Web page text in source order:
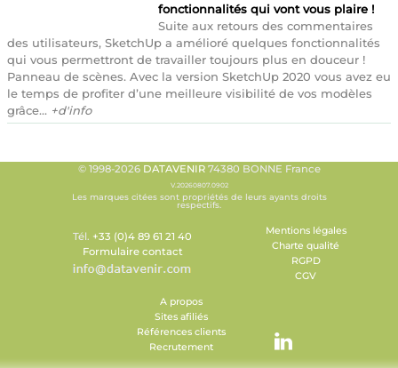
fonctionnalités qui vont vous plaire !
Suite aux retours des commentaires
des utilisateurs, SketchUp a amélioré quelques fonctionnalités
qui vous permettront de travailler toujours plus en douceur !
Panneau de scènes. Avec la version SketchUp 2020 vous avez eu
le temps de profiter d’une meilleure visibilité de vos modèles
grâce... +d'info
© 1998-2026 DATAVENIR74380 BONNE France
V.20260807.0902
Les marques citées sont propriétés de leurs ayants droits
respectifs.
Tél. +33 (0)4 89 61 21 40
Formulaire contact
Mentions légales
Charte qualité
RGPD
CGV
A propos
Sites afiliés
Références clients
Recrutement